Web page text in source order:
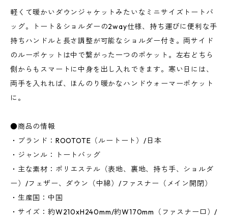
軽くて暖かいダウンジャケットみたいなミニサイズトートバ
ッグ。トート＆ショルダーの2way仕様、持ち運びに便利な手
持ちハンドルと長さ調整が可能なショルダー付き。両サイド
のルーポケットは中で繋がった一つのポケット。左右どちら
側からもスマートに中身を出し入れできます。寒い日には、
両手を入れれば、ほんのり暖かなハンドウォーマーポケット
に。
●商品の情報
・ブランド：ROOTOTE（ルートート）/日本
・ジャンル：トートバッグ
・主な素材：ポリエステル（表地、裏地、持ち手、ショルダ
ー）/フェザー、ダウン（中綿）/ファスナー（メイン開閉）
・生産国：中国
・サイズ：約W210xH240mm/約W170mm（ファスナー口）/